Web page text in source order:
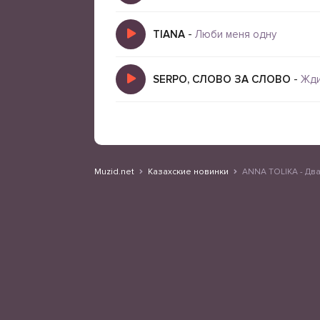
TIANA - Люби меня одну
SERPO, СЛОВО ЗА СЛОВО -
Muzid.net Казахские новинки ANNA TOLIKA -